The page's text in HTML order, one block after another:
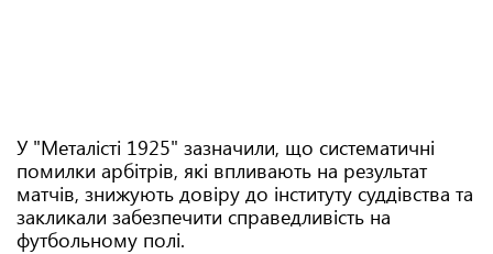
У "Металісті 1925" зазначили, що систематичні
помилки арбітрів, які впливають на результат
матчів, знижують довіру до інституту суддівства та
закликали забезпечити справедливість на
футбольному полі.